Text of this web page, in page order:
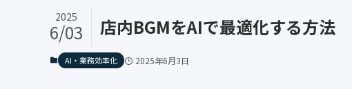
店内BGMをAIで最適化する方法
2025
6/03
AI・業務効率化 2025年6月3日